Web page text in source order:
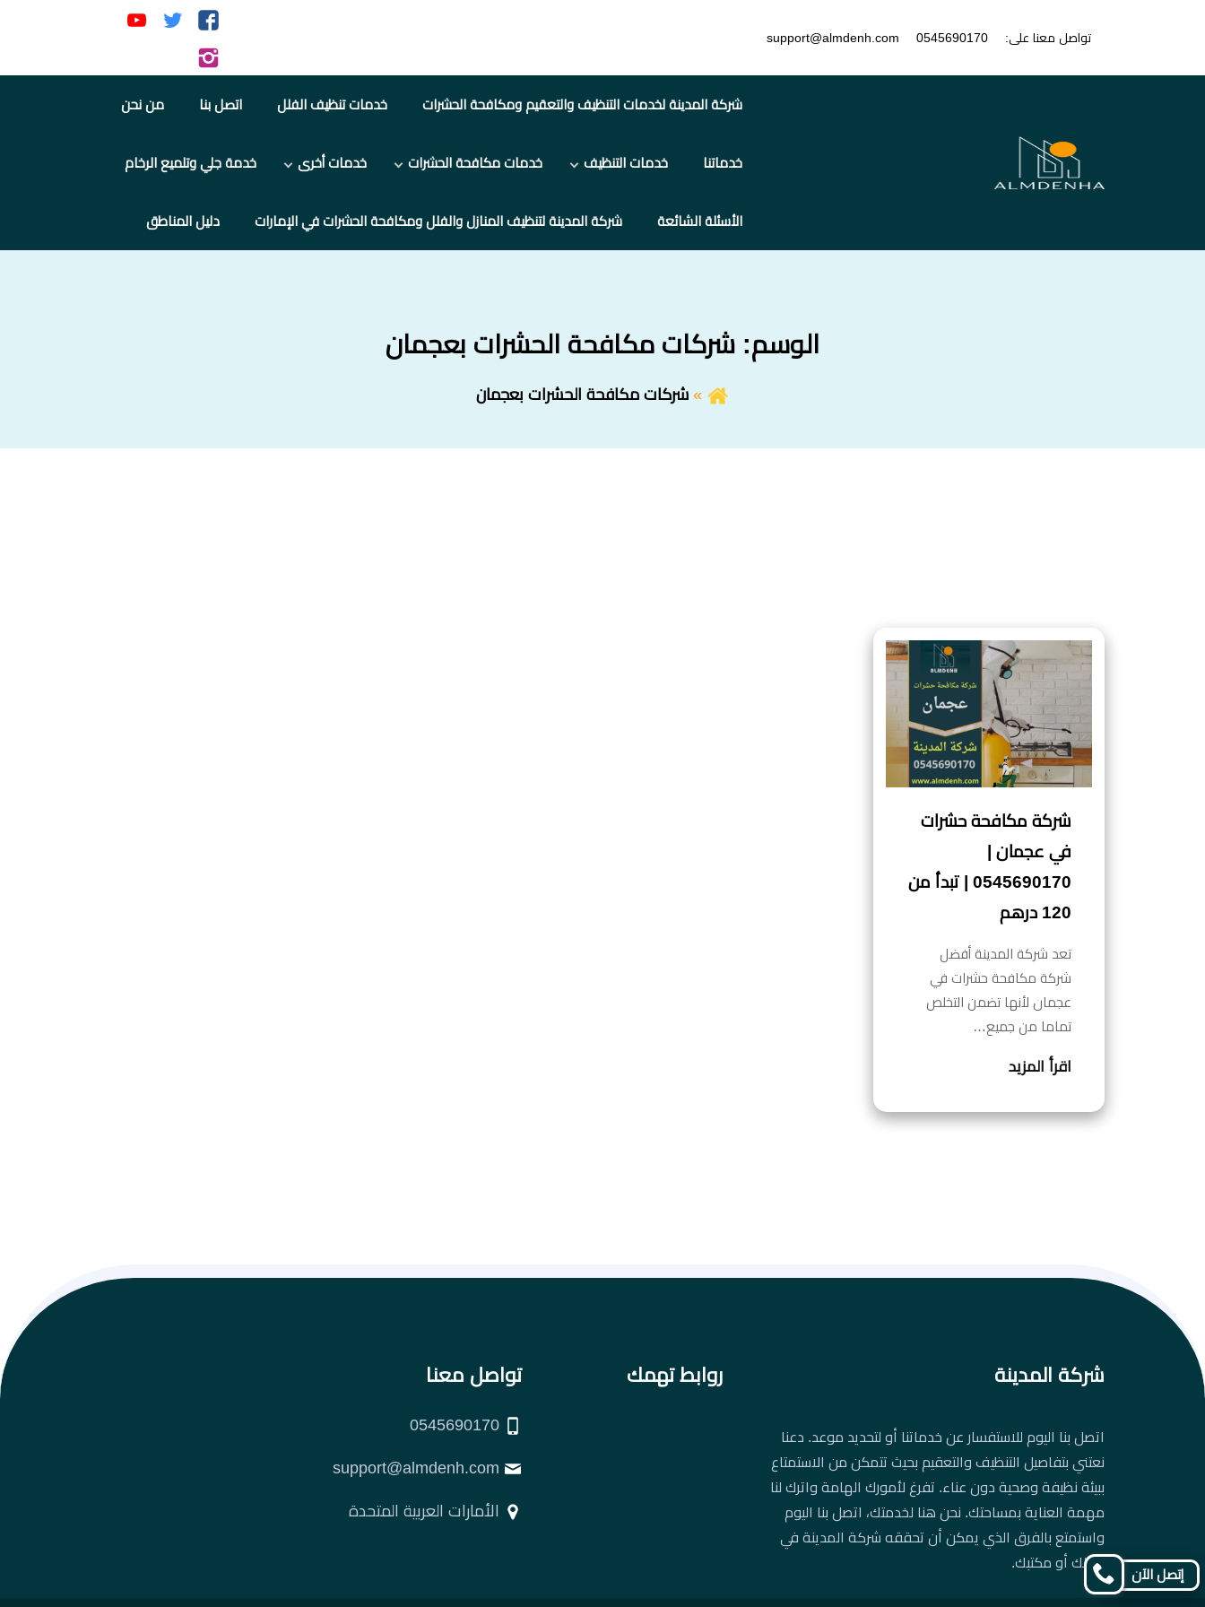
تواصل معنا على: 0545690170
support@almdenh.com
تابعنا
فيسبوك
تابعنا
تويتر يوتيوب
إنستجرام
شركة المدينة لخدمات التنظيف والتعقيم ومكافحة الحشرات خدمات تنظيف الفلل اتصل بنا من نحن
خدماتنا خدمات التنظيف خدمات مكافحة الحشرات خدمات أخرى خدمة جلي وتلميع الرخام
الأسئلة الشائعة شركة المدينة لتنظيف المنازل والفلل ومكافحة الحشرات في الإمارات دليل المناطق
الوسم: شركات مكافحة الحشرات بعجمان
شركات مكافحة الحشرات بعجمان
شركة مكافحة حشرات
في عجمان |
0545690170 | تبدأ من
120 درهم
تعد شركة المدينة أفضل
شركة مكافحة حشرات في
عجمان لأنها تضمن التخلص
تماما من جميع…
اقرأ المزيد
شركة المدينة
اتصل بنا اليوم للاستفسار عن خدماتنا أو لتحديد موعد. دعنا
نعتني بتفاصيل التنظيف والتعقيم بحيث تتمكن من الاستمتاع
ببيئة نظيفة وصحية دون عناء. تفرغ لأمورك الهامة واترك لنا
مهمة العناية بمساحتك. نحن هنا لخدمتك، اتصل بنا اليوم
واستمتع بالفرق الذي يمكن أن تحققه شركة المدينة في
منزلك أو مكتبك.
روابط تهمك تواصل معنا
الأمارات العربية المتحدة
إتصل الآن